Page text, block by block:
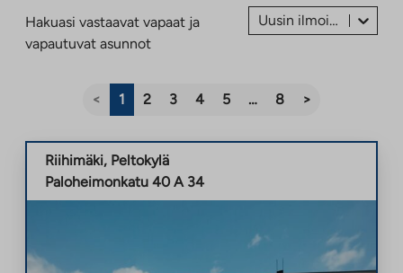
Hakuasi vastaavat vapaat ja
vapautuvat asunnot
Uusin ilmoitus ensin
< 1 2 3 4 5 … 8 >
Riihimäki, Peltokylä
Paloheimonkatu 40 A 34